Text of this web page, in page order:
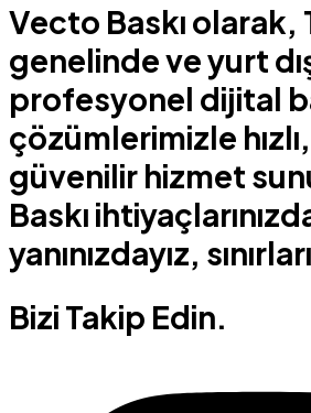
Vecto Baskı olarak,
genelinde ve yurt
profesyonel dijital
çözümlerimizle
güvenilir hizmet
Baskı
yanınızdayız,
Bizi Takip Edin.